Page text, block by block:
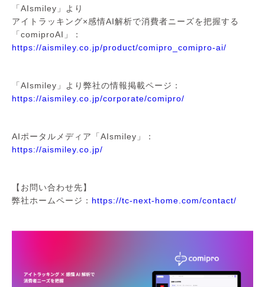
「AIsmiley」より
アイトラッキング×感情AI解析で消費者ニーズを把握する
「comiproAI」：
https://aismiley.co.jp/product/comipro_comipro-ai/
「AIsmiley」より弊社の情報掲載ページ：
https://aismiley.co.jp/corporate/comipro/
AIポータルメディア「AIsmiley」：
https://aismiley.co.jp/
【お問い合わせ先】
弊社ホームページ： https://tc-next-home.com/contact/